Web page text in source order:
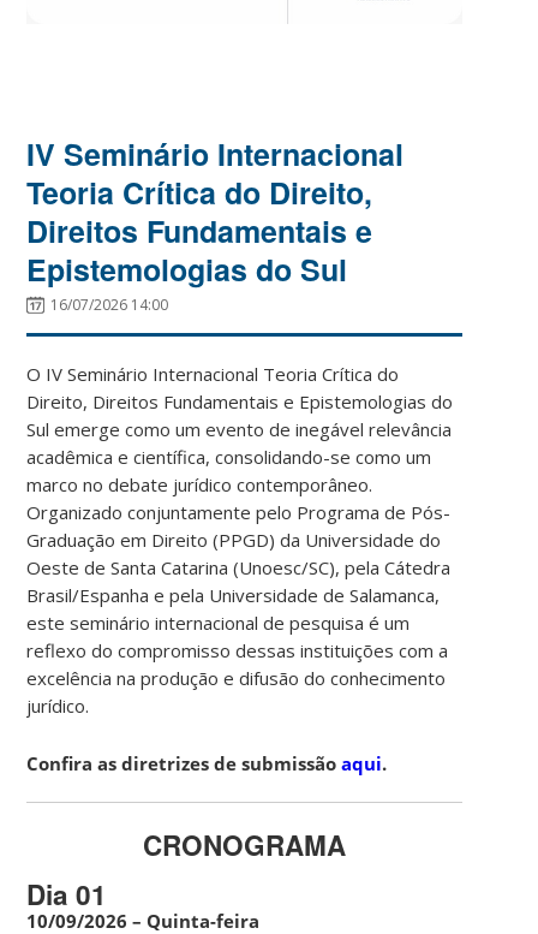
IV Seminário Internacional
Teoria Crítica do Direito,
Direitos Fundamentais e
Epistemologias do Sul
16/07/2026 14:00
O IV Seminário Internacional Teoria Crítica do
Direito, Direitos Fundamentais e Epistemologias do
Sul emerge como um evento de inegável relevância
acadêmica e científica, consolidando-se como um
marco no debate jurídico contemporâneo.
Organizado conjuntamente pelo Programa de Pós-
Graduação em Direito (PPGD) da Universidade do
Oeste de Santa Catarina (Unoesc/SC), pela Cátedra
Brasil/Espanha e pela Universidade de Salamanca,
este seminário internacional de pesquisa é um
reflexo do compromisso dessas instituições com a
excelência na produção e difusão do conhecimento
jurídico.
Confira as diretrizes de submissãoaqui.
CRONOGRAMA
Dia 01
10/09/2026 – Quinta-feira